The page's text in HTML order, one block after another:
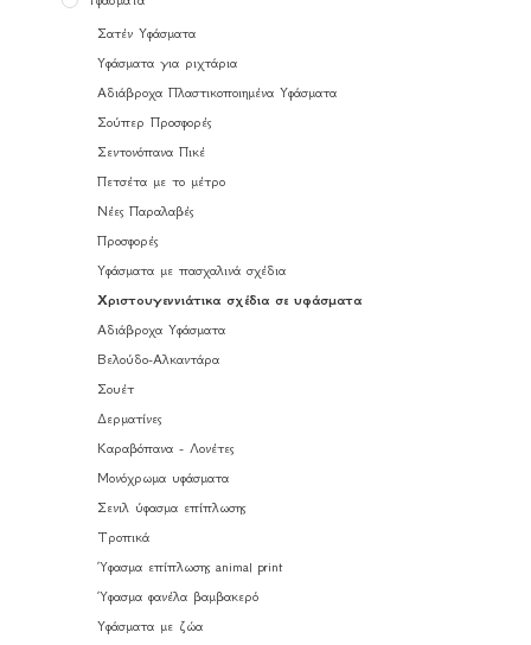
Σατέν Υφάσματα
Υφάσματα για ριχτάρια
Αδιάβροχα Πλαστικοποιημένα Υφάσματα
Σούπερ Προσφορές
Σεντονόπανα Πικέ
Πετσέτα με το μέτρο
Νέες Παραλαβές
Προσφορές
Υφάσματα με πασχαλινά σχέδια
Χριστουγεννιάτικα σχέδια σε υφάσματα
Αδιάβροχα Υφάσματα
Βελούδο-Αλκαντάρα
Σουέτ
Δερματίνες
Καραβόπανα - Λονέτες
Μονόχρωμα υφάσματα
Σενιλ ύφασμα επίπλωσης
Τροπικά
Ύφασμα επίπλωσης animal print
Ύφασμα φανέλα βαμβακερό
Υφάσματα με ζώα